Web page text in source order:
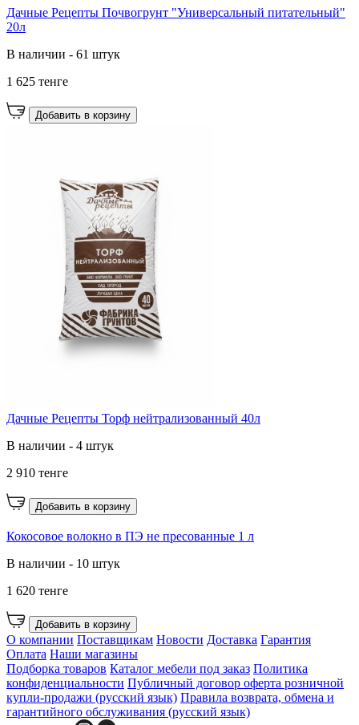
Дачные Рецепты Почвогрунт "Универсальный питательный"
20л
В наличии - 61 штук
1 625 тенге
Добавить в корзину
Дачные Рецепты Торф нейтрализованный 40л
В наличии - 4 штук
2 910 тенге
Добавить в корзину
Кокосовое волокно в ПЭ не пресованные 1 л
В наличии - 10 штук
1 620 тенге
Добавить в корзину
О компании Поставщикам Новости Доставка Гарантия
Оплата Наши магазины
Подборка товаров Каталог мебели под заказ Политика
конфиденциальности Публичный договор оферта розничной
купли-продажи (русский язык) Правила возврата, обмена и
гарантийного обслуживания (русский язык)